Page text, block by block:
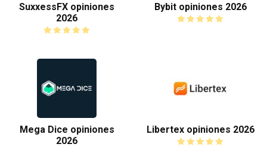
SuxxessFX opiniones
2026
Bybit opiniones 2026
Mega Dice opiniones
2026
Libertex opiniones 2026